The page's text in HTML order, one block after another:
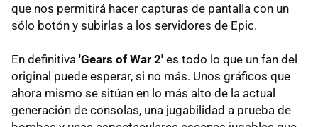
que nos permitirá hacer capturas de pantalla con un
sólo botón y subirlas a los servidores de Epic.
En definitiva 'Gears of War 2' es todo lo que un fan del
original puede esperar, si no más. Unos gráficos que
ahora mismo se sitúan en lo más alto de la actual
generación de consolas, una jugabilidad a prueba de